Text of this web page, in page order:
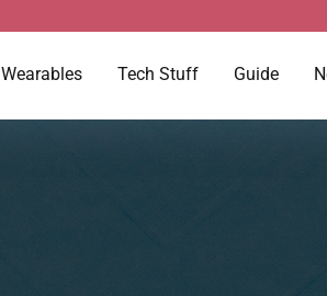
Wearables Tech Stuff Guide